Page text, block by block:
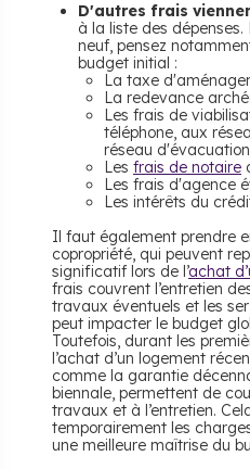
D'autres frais
à la liste des
neuf, pensez
budget initial :
La taxe
La redevance
Les frais de
téléphone, aux
réseau
Les frais de notaire
Les frais d'agence
Les intérêts du
Il faut également prendre
copropriété, qui peuvent
significatif lors de l’achat
frais couvrent l’entretien
travaux éventuels et les
peut impacter le budget
Toutefois, durant les
l’achat d’un logement
comme la garantie
biennale, permettent de
travaux et à l’entretien.
temporairement les
une meilleure maîtrise du